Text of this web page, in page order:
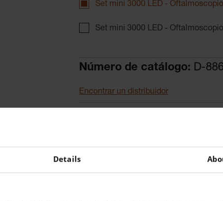
Details
Set mini 3000 LED -
Set mini 3000 LED -
Número de catálogo: D-
Encontrar un distribuidor
Oftalmoscopio mini 3000 LED,
desechables de 4mm Ø estuche